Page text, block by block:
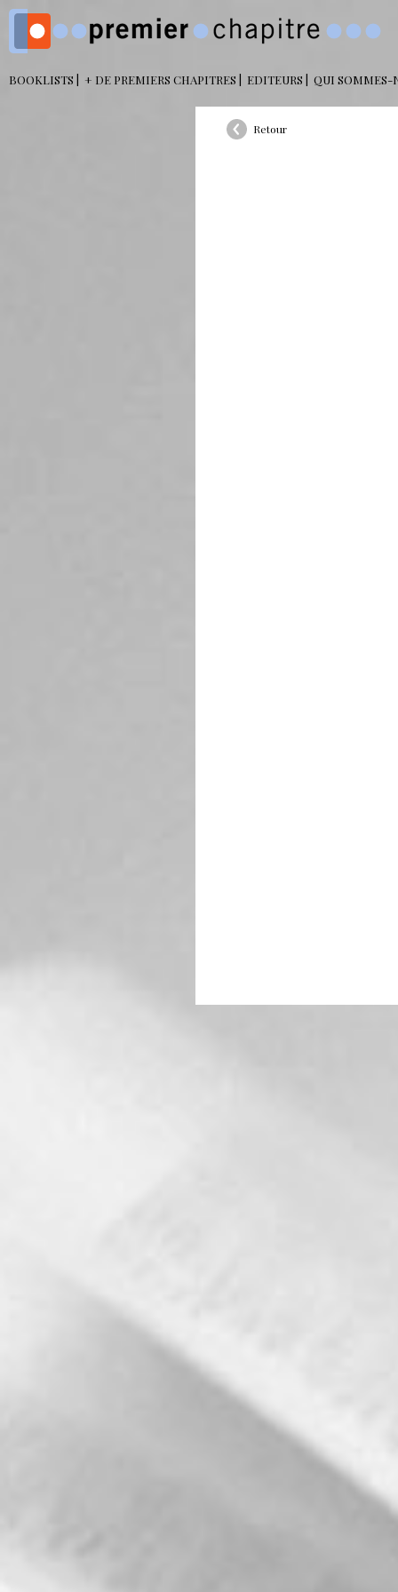
BOOKLISTS + DE PREMIERS CHAPITRES EDITEURS QUI SOMMES-
Retour